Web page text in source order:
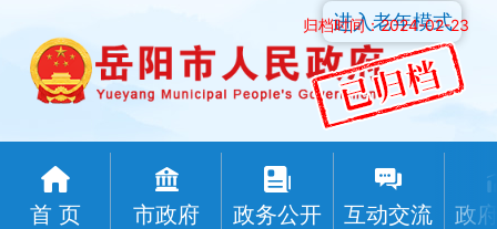
归档时间：2024-02-23
首 页 市政府 政务公开 互动交流 政
进入老年模式